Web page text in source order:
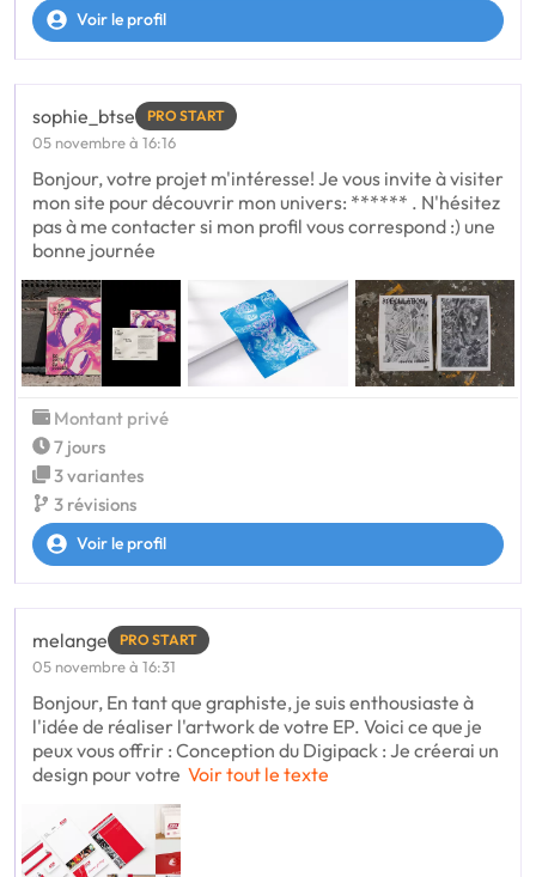
Voir le profil
sophie_btse PRO START
05 novembre à 16:16
Bonjour, votre projet m'intéresse! Je vous invite à visiter
mon site pour découvrir mon univers: ****** . N'hésitez
pas à me contacter si mon profil vous correspond :) une
bonne journée
Montant privé
7 jours
3 variantes
3 révisions
Voir le profil
melange PRO START
05 novembre à 16:31
Bonjour, En tant que graphiste, je suis enthousiaste à
l'idée de réaliser l'artwork de votre EP. Voici ce que je
peux vous offrir : Conception du Digipack : Je créerai un
design pour votre Voir tout le texte